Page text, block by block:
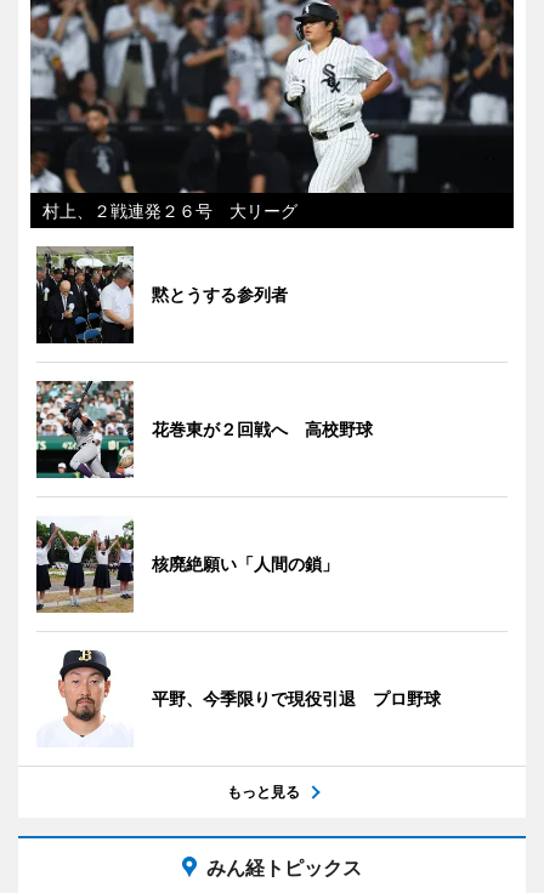
村上、２戦連発２６号 大リーグ
黙とうする参列者
花巻東が２回戦へ 高校野球
核廃絶願い「人間の鎖」
平野、今季限りで現役引退 プロ野球
もっと見る
みん経トピックス